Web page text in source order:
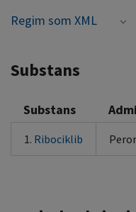
Regim som XML
Substans
Substans
1. Ribociklib